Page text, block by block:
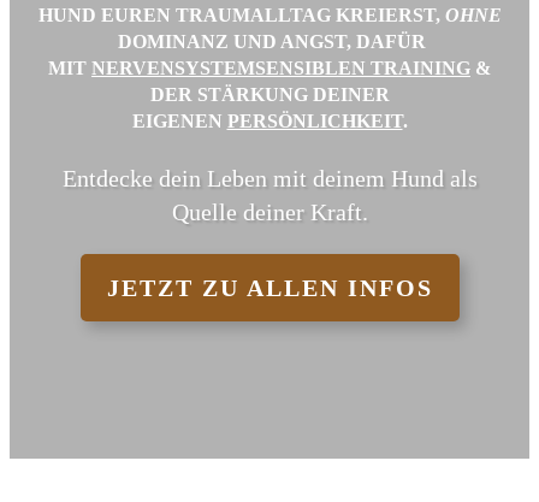
HUND EUREN TRAUMALLTAGKREIERST, OHNE
DOMINANZ UND ANGST, DAFÜR
MIT NERVENSYSTEMSENSIBLEN TRAINING &
DER STÄRKUNG DEINER
EIGENEN PERSÖNLICHKEIT.
Entdecke dein Leben mit deinem Hund als
Quelle deiner Kraft.
JETZT ZU ALLEN INFOS